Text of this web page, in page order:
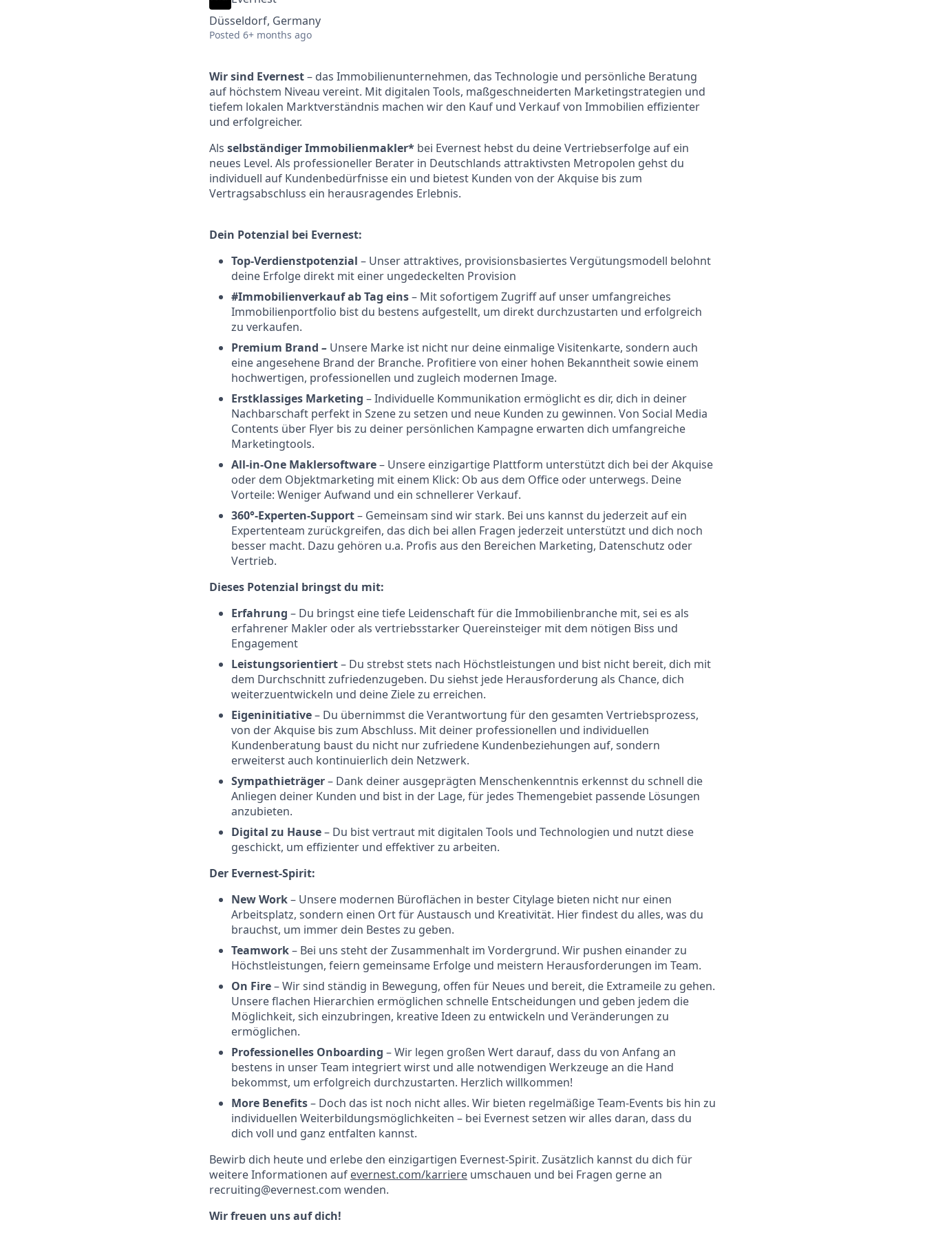
Düsseldorf, Germany
Posted 6+ months ago
Wir sind Evernest– das Immobilienunternehmen, das Technologie und persönliche Beratung
auf höchstem Niveau vereint. Mit digitalen Tools, maßgeschneiderten Marketingstrategien und
tiefem lokalen Marktverständnis machen wir den Kauf und Verkauf von Immobilien effizienter
und erfolgreicher.
Als selbständiger Immobilienmakler* bei Evernest hebst du deine Vertriebserfolge auf ein
neues Level. Als professioneller Berater in Deutschlands attraktivsten Metropolen gehst du
individuell auf Kundenbedürfnisse ein und bietest Kunden von der Akquise bis zum
Vertragsabschluss ein herausragendes Erlebnis.
Dein Potenzial bei Evernest:
Top-Verdienstpotenzial – Unser attraktives, provisionsbasiertes Vergütungsmodell belohnt
deine Erfolge direkt mit einer ungedeckelten Provision
#Immobilienverkauf ab Tag eins– Mit sofortigem Zugriff auf unser umfangreiches
Immobilienportfolio bist du bestens aufgestellt, um direkt durchzustarten und erfolgreich
zu verkaufen.
Premium Brand – Unsere Marke ist nicht nur deine einmalige Visitenkarte, sondern auch
eine angesehene Brand der Branche. Profitiere von einer hohen Bekanntheit sowie einem
hochwertigen, professionellen und zugleich modernen Image.
Erstklassiges Marketing – Individuelle Kommunikation ermöglicht es dir, dich in deiner
Nachbarschaft perfekt in Szene zu setzen und neue Kunden zu gewinnen. Von Social Media
Contents über Flyer bis zu deiner persönlichen Kampagne erwarten dich umfangreiche
Marketingtools.
All-in-One Maklersoftware– Unsere einzigartige Plattform unterstützt dich bei der Akquise
oder dem Objektmarketing mit einem Klick: Ob aus dem Office oder unterwegs. Deine
Vorteile: Weniger Aufwand und ein schnellerer Verkauf.
360°-Experten-Support– Gemeinsam sind wir stark. Bei uns kannst du jederzeit auf ein
Expertenteam zurückgreifen, das dich bei allen Fragen jederzeit unterstützt und dich noch
besser macht. Dazu gehören u.a. Profis aus den Bereichen Marketing, Datenschutz oder
Vertrieb.
Dieses Potenzial bringst du mit:
Erfahrung – Du bringst eine tiefe Leidenschaft für die Immobilienbranche mit, sei es als
erfahrener Makler oder als vertriebsstarker Quereinsteiger mit dem nötigen Biss und
Engagement
Leistungsorientiert– Du strebst stets nach Höchstleistungen und bist nicht bereit, dich mit
dem Durchschnitt zufriedenzugeben. Du siehst jede Herausforderung als Chance, dich
weiterzuentwickeln und deine Ziele zu erreichen.
Eigeninitiative– Du übernimmst die Verantwortung für den gesamten Vertriebsprozess,
von der Akquise bis zum Abschluss. Mit deiner professionellen und individuellen
Kundenberatung baust du nicht nur zufriedene Kundenbeziehungen auf, sondern
erweiterst auch kontinuierlich dein Netzwerk.
Sympathieträger– Dank deiner ausgeprägten Menschenkenntnis erkennst du schnell die
Anliegen deiner Kunden und bist in der Lage, für jedes Themengebiet passende Lösungen
anzubieten.
Digital zu Hause– Du bist vertraut mit digitalen Tools und Technologien und nutzt diese
geschickt, um effizienter und effektiver zu arbeiten.
Der Evernest-Spirit:
New Work– Unsere modernen Büroflächen in bester Citylage bieten nicht nur einen
Arbeitsplatz, sondern einen Ort für Austausch und Kreativität. Hier findest du alles, was du
brauchst, um immer dein Bestes zu geben.
Teamwork– Bei uns steht der Zusammenhalt im Vordergrund. Wir pushen einander zu
Höchstleistungen, feiern gemeinsame Erfolge und meistern Herausforderungen im Team.
On Fire– Wir sind ständig in Bewegung, offen für Neues und bereit, die Extrameile zu gehen.
Unsere flachen Hierarchien ermöglichen schnelle Entscheidungen und geben jedem die
Möglichkeit, sich einzubringen, kreative Ideen zu entwickeln und Veränderungen zu
ermöglichen.
Professionelles Onboarding – Wir legen großen Wert darauf, dass du von Anfang an
bestens in unser Team integriert wirst und alle notwendigen Werkzeuge an die Hand
bekommst, um erfolgreich durchzustarten. Herzlich willkommen!
More Benefits– Doch das ist noch nicht alles. Wir bieten regelmäßige Team-Events bis hin zu
individuellen Weiterbildungsmöglichkeiten – bei Evernest setzen wir alles daran, dass du
dich voll und ganz entfalten kannst.
Bewirb dich heute und erlebe den einzigartigen Evernest-Spirit. Zusätzlich kannst du dich für
weitere Informationen auf evernest.com/karriere umschauen und bei Fragen gerne an
recruiting@evernest.com wenden.
Wir freuen uns auf dich!